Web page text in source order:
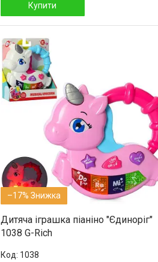
Купити
–17%
Дитяча іграшка піаніно "Єдиноріг"
1038 G-Rich
1038